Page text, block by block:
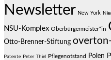
Newsletter New York
NSU-Komplex Oberbürgermeister*in
Otto-Brenner-Stiftung
Patente Peter Thiel Pflegenotstand Polen